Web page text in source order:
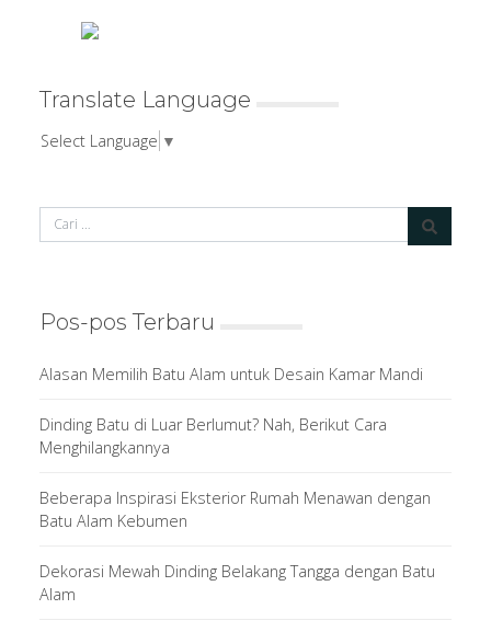
Translate Language
Select Language ▼
Pos-pos Terbaru
Alasan Memilih Batu Alam untuk Desain Kamar Mandi
Dinding Batu di Luar Berlumut? Nah, Berikut Cara
Menghilangkannya
Beberapa Inspirasi Eksterior Rumah Menawan dengan
Batu Alam Kebumen
Dekorasi Mewah Dinding Belakang Tangga dengan Batu
Alam